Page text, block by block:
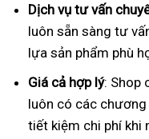
Dịch vụ tư vấn
luôn sẵn sàng tư
lựa sản phẩm phù
Giá cả hợp lý: Shop
luôn có các chương
tiết kiệm chi phí khi